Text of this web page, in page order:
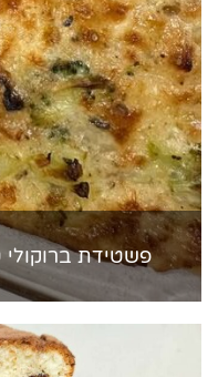
פשטידת